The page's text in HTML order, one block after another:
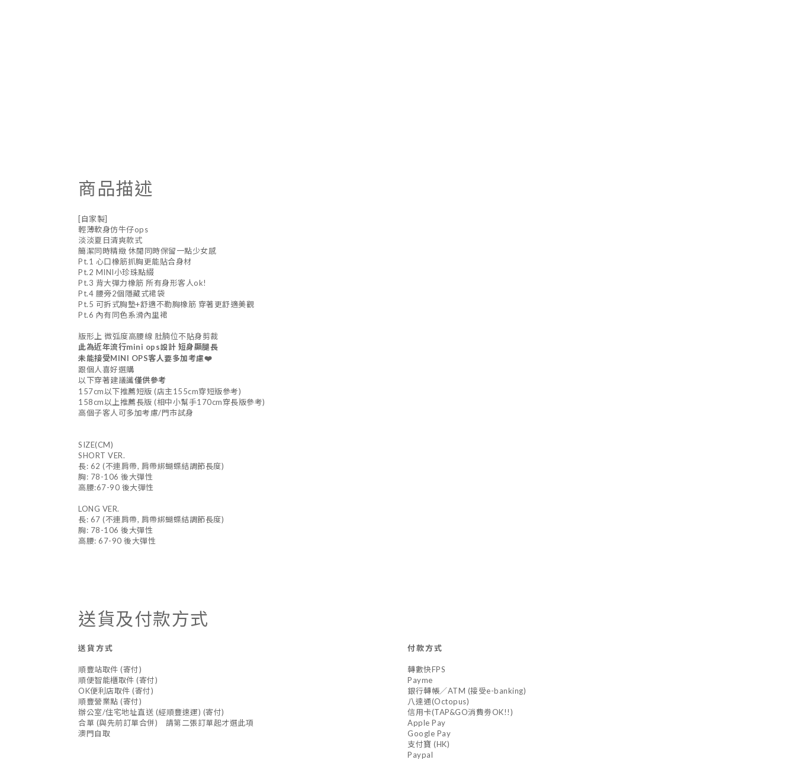
商品描述
[自家製]
輕薄軟身仿牛仔ops
淡淡夏日清爽款式
簡潔同時精緻 休閒同時保留一點少女感
Pt.1 心口橡筋抓胸更能貼合身材
Pt.2 MINI小珍珠點綴
Pt.3 背大彈力橡筋 所有身形客人ok!
Pt.4 腰旁2個隱藏式裙袋
Pt.5 可拆式胸墊+舒適不勒胸橡筋 穿著更舒適美觀
Pt.6 內有同色系滑內里裙
版形上 微弧度高腰線 肚腩位不貼身剪裁
此為近年流行mini ops設計 短身顯腿長
未能接受MINI OPS客人要多加考慮❤️
跟個人喜好選購
以下穿著建議讖僅供參考
157cm以下推薦短版 (店主155cm穿短版參考)
158cm以上推薦長版 (相中小幫手170cm穿長版參考)
高個子客人可多加考慮/門市試身
SIZE(CM)
SHORT VER.
長: 62 (不連肩帶, 肩帶綁蝴蝶結調節長度)
胸: 78-106 後大彈性
高腰:67-90 後大彈性
LONG VER.
長: 67 (不連肩帶, 肩帶綁蝴蝶結調節長度)
胸: 78-106 後大彈性
高腰: 67-90 後大彈性
送貨及付款方式
送貨方式
順豐站取件 (寄付)
順便智能櫃取件 (寄付)
OK便利店取件 (寄付)
順豐營業點 (寄付)
辦公室/住宅地址直送 (經順豐速運) (寄付)
合單 (與先前訂單合併) 請第二張訂單起才選此項
澳門自取
付款方式
轉數快FPS
Payme
銀行轉帳／ATM (接受e-banking)
八達通(Octopus)
信用卡(TAP&GO消費劵OK!!)
Apple Pay
Google Pay
支付寶 (HK)
Paypal